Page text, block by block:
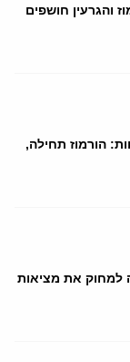
והגרעין חושפים
הורמוז תחילה,
למחוק את מציאות